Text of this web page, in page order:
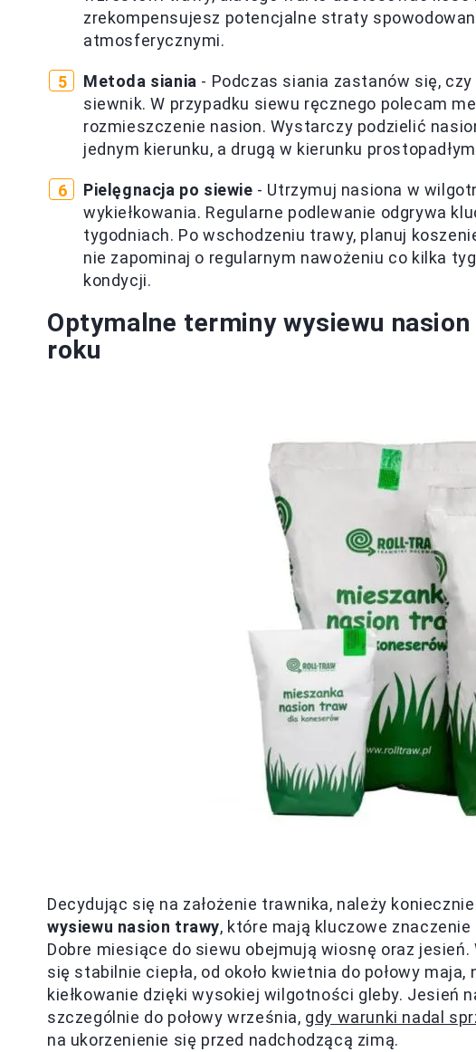
zrekompensujesz potencjalne straty
atmosferycznymi.
Metoda siania - Podczas siania zastanów się,
siewnik. W przypadku siewu ręcznego polecam
rozmieszczenie nasion. Wystarczy podzielić
jednym kierunku, a drugą w kierunku
Pielęgnacja po siewie - Utrzymuj nasiona w
wykiełkowania. Regularne podlewanie odgrywa
tygodniach. Po wschodzeniu trawy, planuj
nie zapominaj o regularnym nawożeniu co kilka
kondycji.
Optymalne terminy wysiewu
roku
Decydując się na założenie trawnika, należy
wysiewu nasion trawy, które mają kluczowe
Dobre miesiące do siewu obejmują wiosnę oraz
się stabilnie ciepła, od około kwietnia do połowy
kiełkowanie dzięki wysokiej wilgotności gleby. Jesień
szczególnie do połowy września, gdy warunki nadal
na ukorzenienie się przed nadchodzącą zimą.